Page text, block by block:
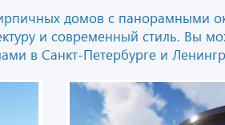
домов с
и современный стиль. Вы
в Санкт-Петербурге и